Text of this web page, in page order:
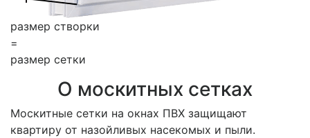
размер створки
=
размер сетки
О москитных сетках
Москитные сетки на окнах ПВХ защищают
квартиру от назойливых насекомых и пыли.